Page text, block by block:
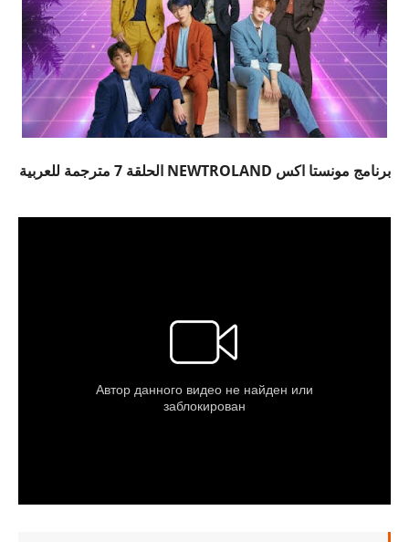
برنامج مونستا اكس NEWTROLAND الحلقة 7 مترجمة للعربية